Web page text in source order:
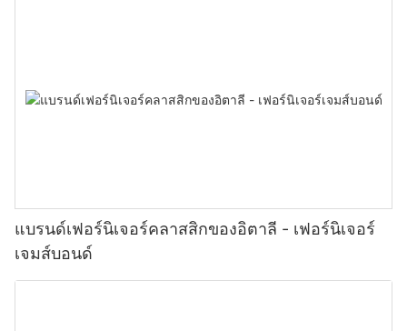
แบรนด์เฟอร์นิเจอร์คลาสสิกของอิตาลี - เฟอร์นิเจอร์
เจมส์บอนด์